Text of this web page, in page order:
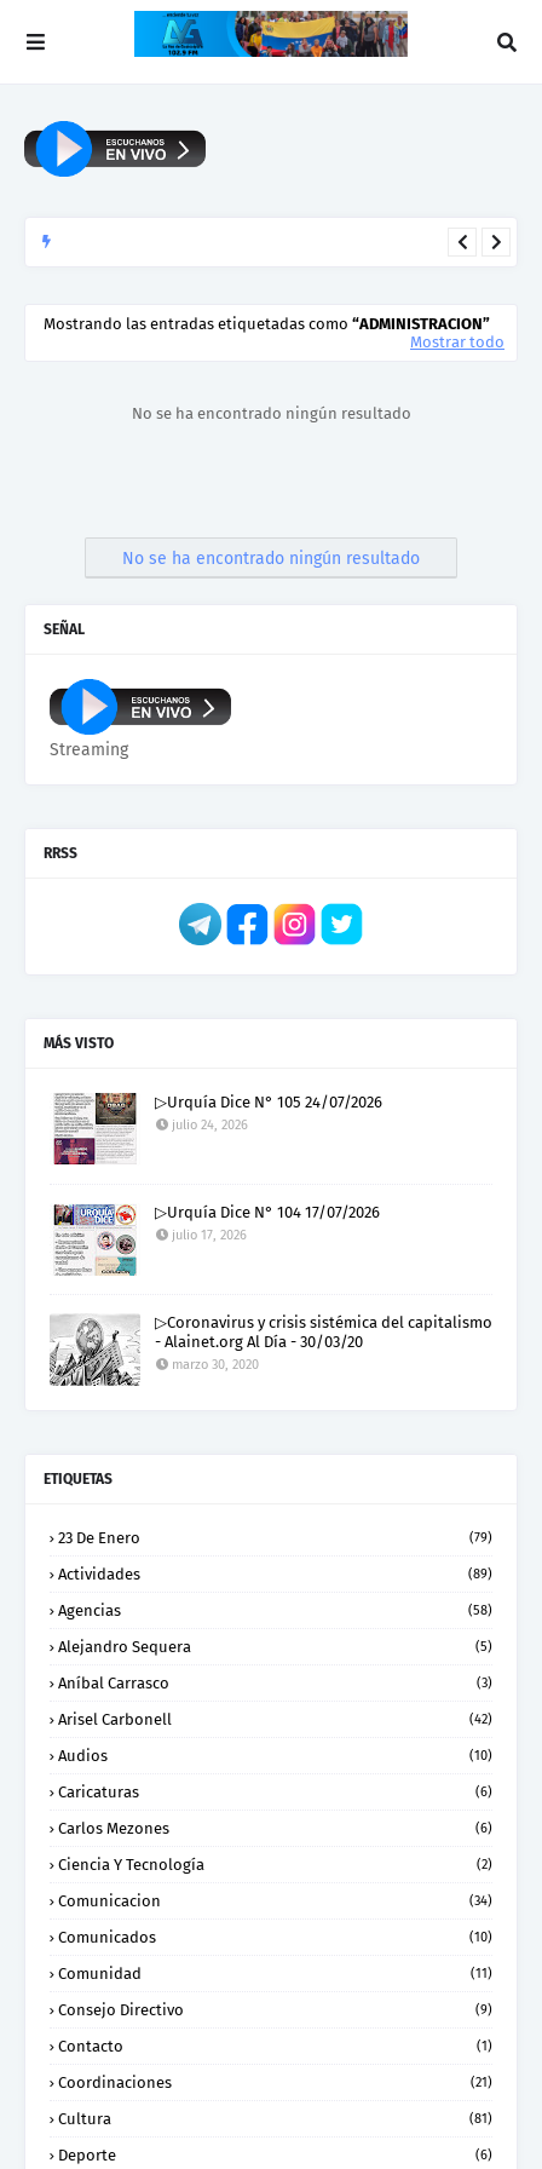
Mostrando las entradas etiquetadas como
ADMINISTRACION
Mostrar todo
No se ha encontrado ningún resultado
No se ha encontrado ningún resultado
SEÑAL
Streaming
RRSS
MÁS VISTO
▷Urquía Dice N° 105 24/07/2026
julio 24, 2026
▷Urquía Dice N° 104 17/07/2026
julio 17, 2026
▷Coronavirus y crisis sistémica del capitalismo
- Alainet.org Al Día - 30/03/20
marzo 30, 2020
ETIQUETAS
23 De Enero (79)
Actividades (89)
Agencias (58)
Alejandro Sequera (5)
Aníbal Carrasco (3)
Arisel Carbonell (42)
Audios (10)
Caricaturas (6)
Carlos Mezones (6)
Ciencia Y Tecnología (2)
Comunicacion (34)
Comunicados (10)
Comunidad (11)
Consejo Directivo (9)
Contacto (1)
Coordinaciones (21)
Cultura (81)
Deporte (6)